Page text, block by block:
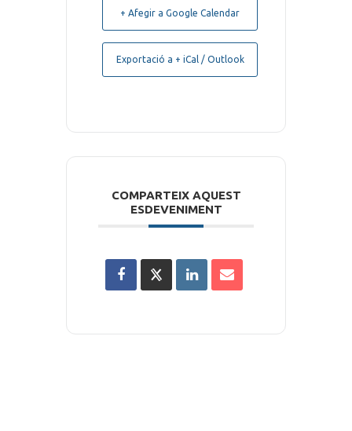
+ Afegir a Google Calendar
Exportació a + iCal / Outlook
COMPARTEIX AQUEST
ESDEVENIMENT